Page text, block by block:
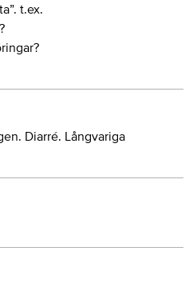
t.ex.
Diarré. Långvariga